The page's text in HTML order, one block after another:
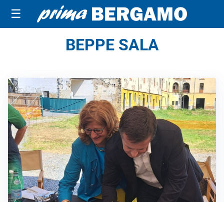
☰
BEPPE SALA